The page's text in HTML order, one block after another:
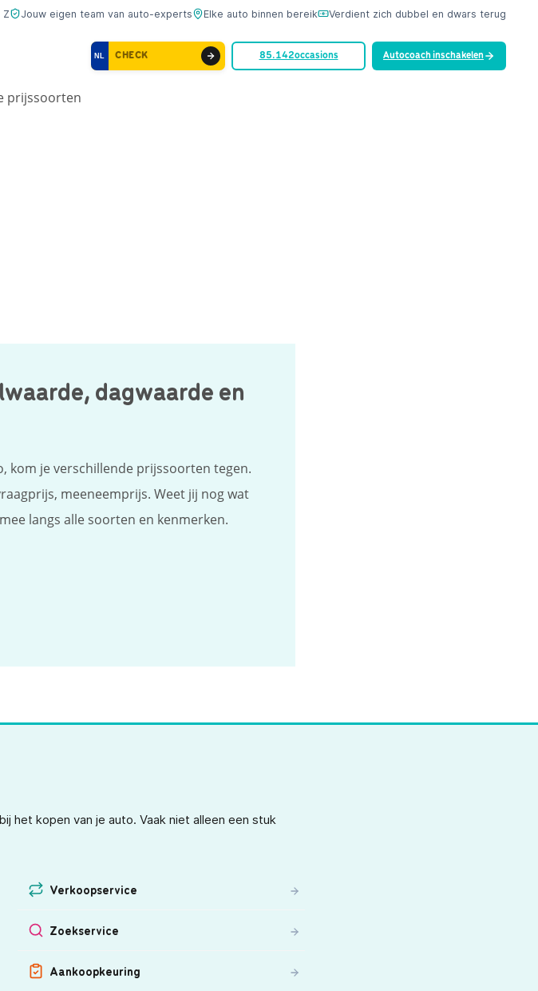
Z Jouw eigen team van auto-experts Elke auto binnen bereik Verdient zich dubbel en dwars terug
NL 85.142occasions Autocoach inschakelen
prijssoorten
dagwaarde en
kom je verschillende prijssoorten tegen.
meeneemprijs. Weet jij nog wat
langs alle soorten en kenmerken.
het kopen van je auto. Vaak niet alleen een stuk
Verkoopservice
Zoekservice
Aankoopkeuring